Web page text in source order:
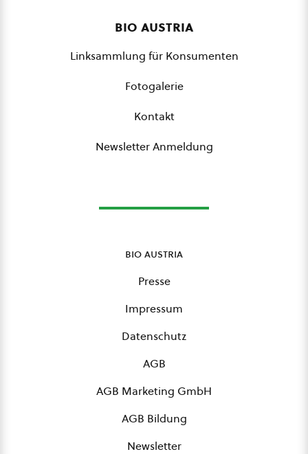
bio austria
Linksammlung für Konsumenten
Fotogalerie
Kontakt
Newsletter Anmeldung
bio austria
Presse
Impressum
Datenschutz
AGB
AGB Marketing GmbH
AGB Bildung
Newsletter